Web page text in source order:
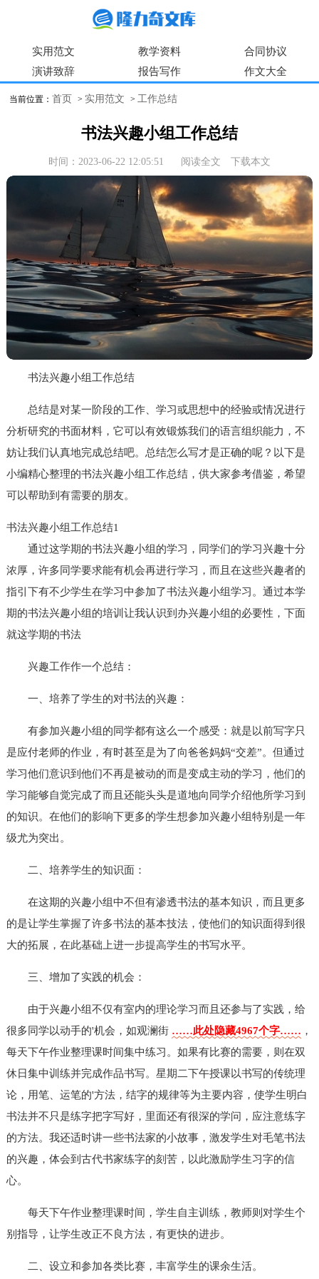
实用范文 教学资料
合同协议
演讲致辞
报告写作 作文大全
当前位置：首页 > 实用范文 >工作总结
书法兴趣小组工作总结
时间：2023-06-22 12:05:51 阅读全文 下载本文
书法兴趣小组工作总结
总结是对某一阶段的工作、学习或思想中的经验或情况进行
分析研究的书面材料，它可以有效锻炼我们的语言组织能力，不
妨让我们认真地完成总结吧。总结怎么写才是正确的呢？以下是
小编精心整理的书法兴趣小组工作总结，供大家参考借鉴，希望
可以帮助到有需要的朋友。
书法兴趣小组工作总结1
通过这学期的书法兴趣小组的学习，同学们的学习兴趣十分
浓厚，许多同学要求能有机会再进行学习，而且在这些兴趣者的
指引下有不少学生在学习中参加了书法兴趣小组学习。通过本学
期的书法兴趣小组的培训让我认识到办兴趣小组的必要性，下面
就这学期的书法
兴趣工作作一个总结：
一、培养了学生的对书法的兴趣：
有参加兴趣小组的同学都有这么一个感受：就是以前写字只
是应付老师的作业，有时甚至是为了向爸爸妈妈“交差”。但通过
学习他们意识到他们不再是被动的而是变成主动的学习，他们的
学习能够自觉完成了而且还能头头是道地向同学介绍他所学习到
的知识。在他们的影响下更多的学生想参加兴趣小组特别是一年
级尤为突出。
二、培养学生的知识面：
在这期的兴趣小组中不但有渗透书法的基本知识，而且更多
的是让学生掌握了许多书法的基本技法，使他们的知识面得到很
大的拓展，在此基础上进一步提高学生的书写水平。
三、增加了实践的机会：
由于兴趣小组不仅有室内的理论学习而且还参与了实践，给
很多同学以动手的'机会，如观澜街 ……此处隐藏4967个字…… ，
每天下午作业整理课时间集中练习。如果有比赛的需要，则在双
休日集中训练并完成作品书写。星期二下午授课以书写的传统理
论，用笔、运笔的'方法，结字的规律等为主要内容，使学生明白
书法并不只是练字把字写好，里面还有很深的学问，应注意练字
的方法。我还适时讲一些书法家的小故事，激发学生对毛笔书法
的兴趣，体会到古代书家练字的刻苦，以此激励学生习字的信
心。
每天下午作业整理课时间，学生自主训练，教师则对学生个
别指导，让学生改正不良方法，有更快的进步。
二、设立和参加各类比赛，丰富学生的课余生活。